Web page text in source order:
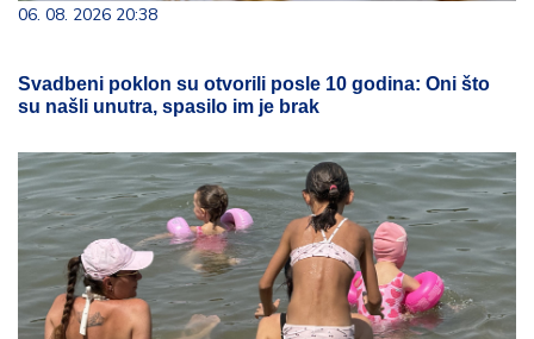
06. 08. 2026 20:38
Svadbeni poklon su otvorili posle 10 godina: Oni što
su našli unutra, spasilo im je brak